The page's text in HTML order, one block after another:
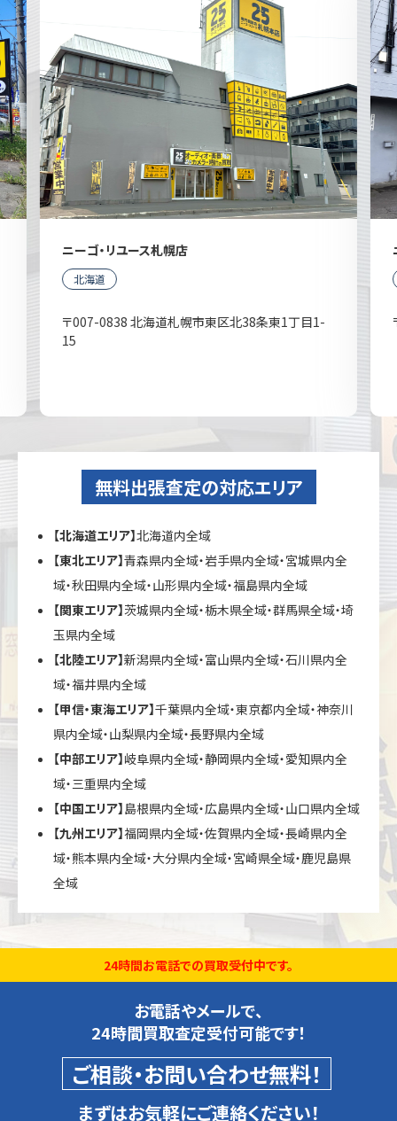
ニーゴ・リユース札幌店
北海道
〒007-0838 北海道札幌市東区北38条東1丁目1-
15
無料出張査定の対応エリア
【北海道エリア】北海道内全域
【東北エリア】青森県内全域・岩手県内全域・宮城県内全
域・秋田県内全域・山形県内全域・福島県内全域
【関東エリア】茨城県内全域・栃木県全域・群馬県全域・埼
玉県内全域
【北陸エリア】新潟県内全域・富山県内全域・石川県内全
域・福井県内全域
【甲信・東海エリア】千葉県内全域・東京都内全域・神奈川
県内全域・山梨県内全域・長野県内全域
【中部エリア】岐阜県内全域・静岡県内全域・愛知県内全
域・三重県内全域
【中国エリア】島根県内全域・広島県内全域・山口県内全域
【九州エリア】福岡県内全域・佐賀県内全域・長崎県内全
域・熊本県内全域・大分県内全域・宮崎県全域・鹿児島県
全域
24時間お電話での買取受付中です。
お電話やメールで、
24時間買取査定受付可能です！
ご相談・お問い合わせ無料！
まずはお気軽にご連絡ください！